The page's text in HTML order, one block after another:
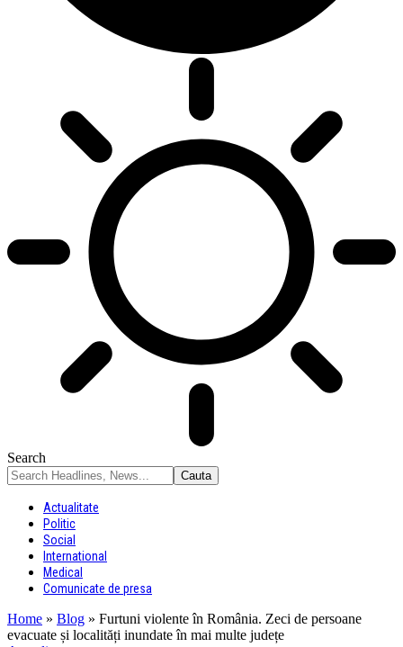
Search
Actualitate
Politic
Social
International
Medical
Comunicate de presa
Home » Blog » Furtuni violente în România. Zeci de persoane
evacuate și localități inundate în mai multe județe